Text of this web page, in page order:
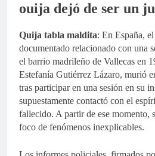
ouija dejó de ser un
Quija tabla maldita: En España,
documentado relacionado con una
el barrio madrileño de Vallecas en
Estefanía Gutiérrez Lázaro, murió
tras participar en una sesión en su
supuestamente contactó con el
fallecido. A partir de ese momento,
foco de fenómenos inexplicables.